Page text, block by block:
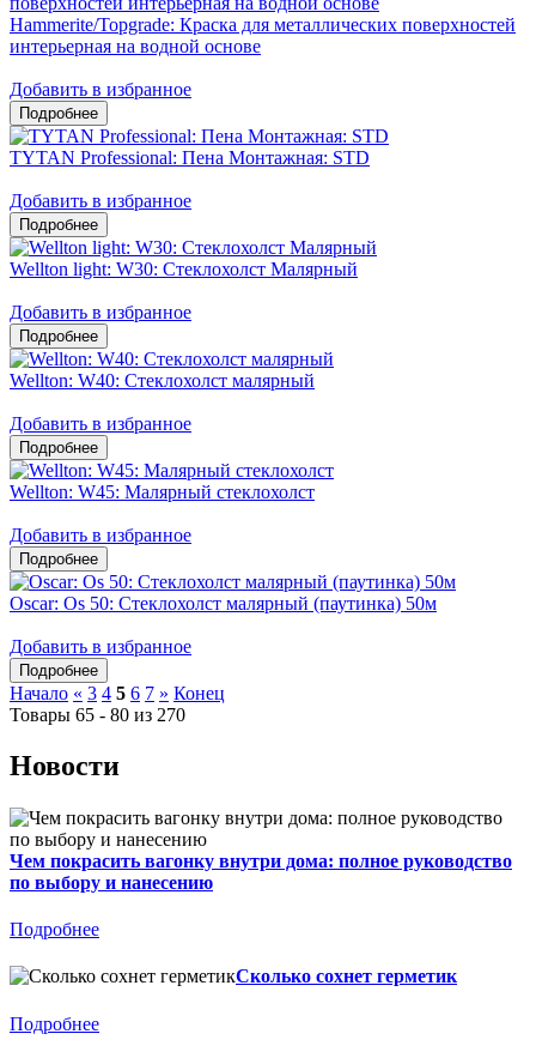
Hammerite/Topgrade: Краска для металлических поверхностей
интерьерная на водной основе
Добавить в избранное
TYTAN Professional: Пена Монтажная: STD
Добавить в избранное
Wellton light: W30: Стеклохолст Малярный
Добавить в избранное
Wellton: W40: Стеклохолст малярный
Добавить в избранное
Wellton: W45: Малярный стеклохолст
Добавить в избранное
Oscar: Os 50: Стеклохолст малярный (паутинка) 50м
Добавить в избранное
Начало « 3 4 5 6 7 » Конец
Товары 65 - 80 из 270
Новости
Чем покрасить вагонку внутри дома: полное руководство
по выбору и нанесению
Подробнее
Сколько сохнет герметик
Подробнее